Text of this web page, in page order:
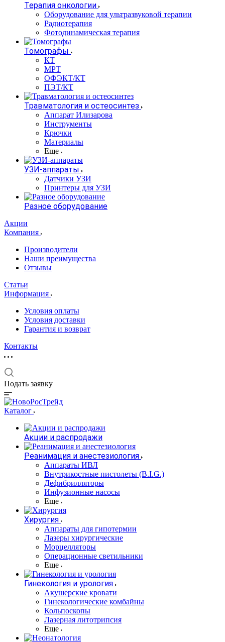
Терапия онкологии
Оборудование для ультразвуковой терапии
Радиотерапия
Фотодинамическая терапия
Томографы
КТ
МРТ
ОФЭКТ/КТ
ПЭТ/КТ
Травматология и остеосинтез
Аппарат Илизарова
Инструменты
Крючки
Материалы
Еще
УЗИ-аппараты
Датчики УЗИ
Принтеры для УЗИ
Разное оборудование
Акции
Компания
Производители
Наши преимущества
Отзывы
Статьи
Информация
Условия оплаты
Условия доставки
Гарантия и возврат
Контакты
Подать заявку
Каталог
Акции и распродажи
Реанимация и анестезиология
Аппараты ИВЛ
Внутрикостные пистолеты (B.I.G.)
Дефибрилляторы
Инфузионные насосы
Еще
Хирургия
Аппараты для гипотермии
Лазеры хирургические
Морцелляторы
Операционные светильники
Еще
Гинекология и урология
Акушерские кровати
Гинекологические комбайны
Кольпоскопы
Лазерная литотрипсия
Еще